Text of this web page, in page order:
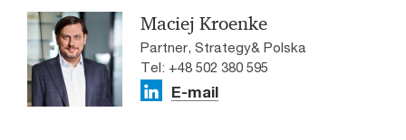
Maciej Kroenke
Partner, Strategy& Polska
Tel: +48 502 380 595
E-mail